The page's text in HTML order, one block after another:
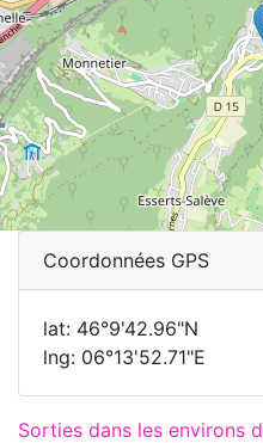
Coordonnées GPS
lat: 46°9'42.96"N
lng: 06°13'52.71"E
Sorties dans les environs